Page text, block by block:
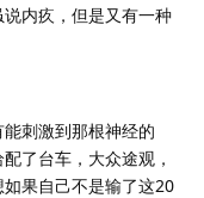
内疚，但是又有一种
刺激到那根神经的
了台车，大众途观，
果自己不是输了这20